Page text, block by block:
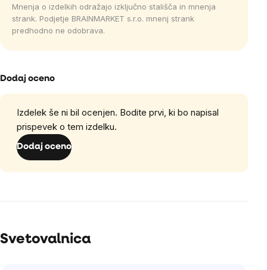
Mnenja o izdelkih odražajo izključno stališča in mnenja
strank. Podjetje BRAINMARKET s.r.o. mnenj strank
predhodno ne odobrava.
Dodaj oceno
Izdelek še ni bil ocenjen. Bodite prvi, ki bo napisal
prispevek o tem izdelku.
Dodaj oceno
Svetovalnica